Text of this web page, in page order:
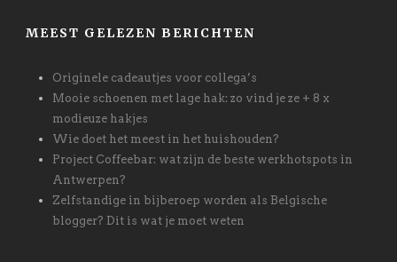
MEEST GELEZEN BERICHTEN
Originele cadeautjes voor collega’s
Mooie schoenen met lage hak: zo vind je ze + 8 x
modieuze hakjes
Wie doet het meest in het huishouden?
Project Coffeebar: wat zijn de beste werkhotspots in
Antwerpen?
Zelfstandige in bijberoep worden als Belgische
blogger? Dit is wat je moet weten